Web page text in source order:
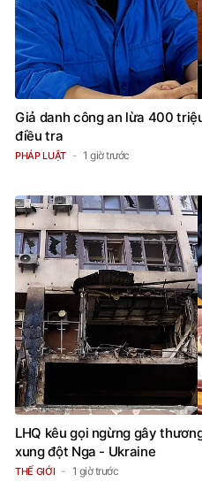
Giả danh công an lừa 400
điều tra
PHÁP LUẬT 1 giờ trước
LHQ kêu gọi ngừng gây
xung đột Nga - Ukraine
THẾ GIỚI 1 giờ trước